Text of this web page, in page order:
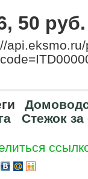
50 руб.
Стежок